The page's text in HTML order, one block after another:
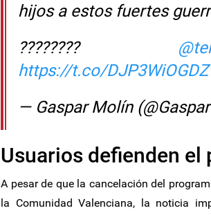
hijos a estos fuertes
????????
https://t.co/DJP3WiOGDZ
— Gaspar Molín
Usuarios defienden el
A pesar de que la cancelación del
la Comunidad Valenciana, la noticia